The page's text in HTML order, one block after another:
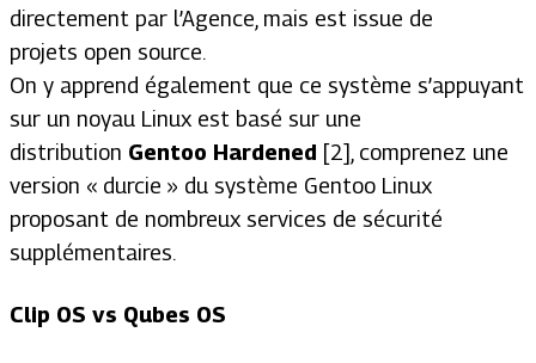
directement par l’Agence, mais est issue de
projets open source.
On y apprend également que ce système s’appuyant
sur un noyau Linux est basé sur une
distribution Gentoo Hardened [2], comprenez une
version « durcie » du système Gentoo Linux
proposant de nombreux services de sécurité
supplémentaires.
Clip OS vs Qubes OS